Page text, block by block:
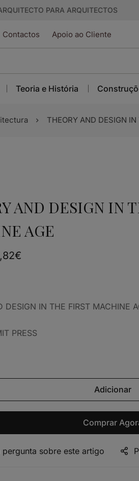
PARA ARQUITECTOS
Contactos Apoio ao Cliente
Teoria e História
THEORY AND DESIGN
AND DESIGN IN
AGE
€
DESIGN IN THE FIRST
PRESS
Adicionar
Comprar
pergunta sobre este artigo